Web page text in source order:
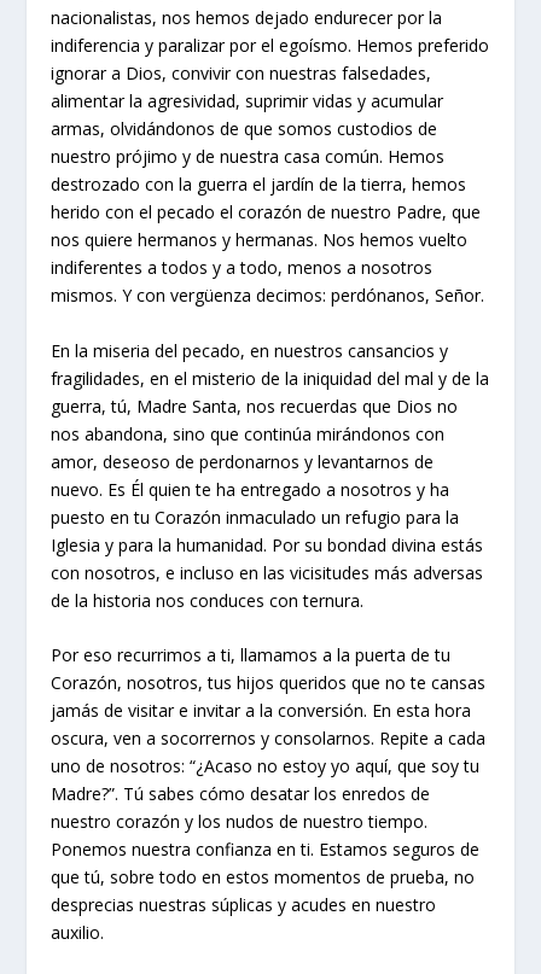
nacionalistas, nos hemos dejado endurecer por la
indiferencia y paralizar por el egoísmo. Hemos preferido
ignorar a Dios, convivir con nuestras falsedades,
alimentar la agresividad, suprimir vidas y acumular
armas, olvidándonos de que somos custodios de
nuestro prójimo y de nuestra casa común. Hemos
destrozado con la guerra el jardín de la tierra, hemos
herido con el pecado el corazón de nuestro Padre, que
nos quiere hermanos y hermanas. Nos hemos vuelto
indiferentes a todos y a todo, menos a nosotros
mismos. Y con vergüenza decimos: perdónanos, Señor.
En la miseria del pecado, en nuestros cansancios y
fragilidades, en el misterio de la iniquidad del mal y de la
guerra, tú, Madre Santa, nos recuerdas que Dios no
nos abandona, sino que continúa mirándonos con
amor, deseoso de perdonarnos y levantarnos de
nuevo. Es Él quien te ha entregado a nosotros y ha
puesto en tu Corazón inmaculado un refugio para la
Iglesia y para la humanidad. Por su bondad divina estás
con nosotros, e incluso en las vicisitudes más adversas
de la historia nos conduces con ternura.
Por eso recurrimos a ti, llamamos a la puerta de tu
Corazón, nosotros, tus hijos queridos que no te cansas
jamás de visitar e invitar a la conversión. En esta hora
oscura, ven a socorrernos y consolarnos. Repite a cada
uno de nosotros: “¿Acaso no estoy yo aquí, que soy tu
Madre?”. Tú sabes cómo desatar los enredos de
nuestro corazón y los nudos de nuestro tiempo.
Ponemos nuestra confianza en ti. Estamos seguros de
que tú, sobre todo en estos momentos de prueba, no
desprecias nuestras súplicas y acudes en nuestro
auxilio.